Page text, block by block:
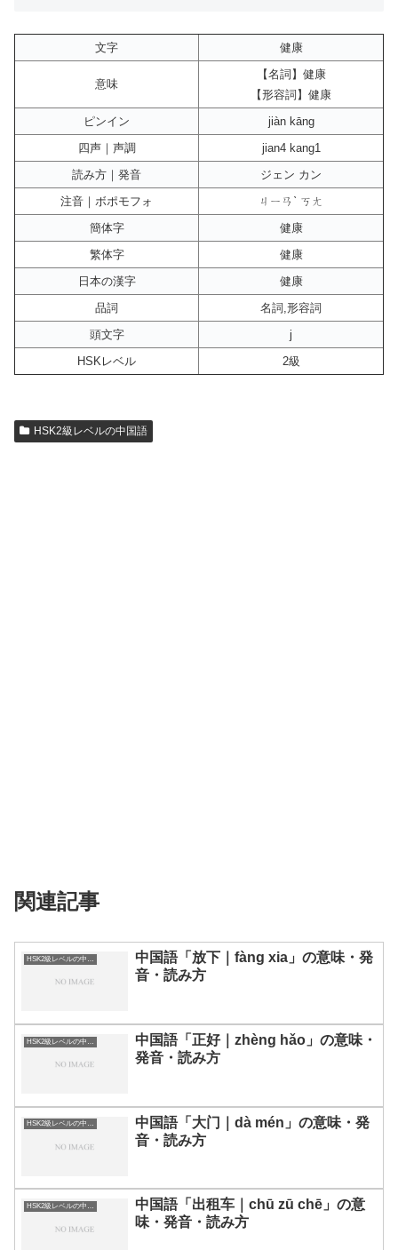
文字 健康
意味
【名詞】健康
【形容詞】健康
ピンイン
jiàn kāng
四声｜声調
jian4 kang1
読み方｜発音
ジェン カン
注音｜ボポモフォ
ㄐㄧㄢˋ ㄎㄤ
簡体字
健康
繁体字
健康
日本の漢字
健康
品詞
名詞,形容詞
頭文字
j
HSKレベル
2級
HSK2級レベルの中国語
関連記事
中国語「放下｜fàng xia」の意味・発
音・読み方
中国語「正好｜zhèng hǎo」の意味・
発音・読み方
HSK2級レベルの中国語
中国語「大门｜dà mén」の意味・発
音・読み方
HSK2級レベルの中国語
中国語「出租车｜chū zū chē」の意
味・発音・読み方